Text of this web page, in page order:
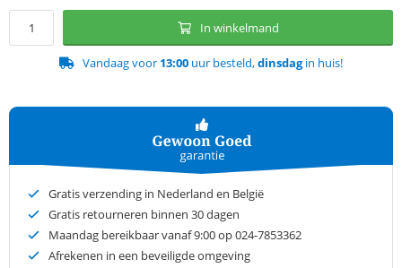
In winkelmand
Vandaag voor 13:00 uur besteld,dinsdagin huis!
Gratis verzending in Nederland en België
Gratis retourneren binnen 30 dagen
Maandag bereikbaar vanaf 9:00 op 024-7853362
Afrekenen in een beveiligde omgeving